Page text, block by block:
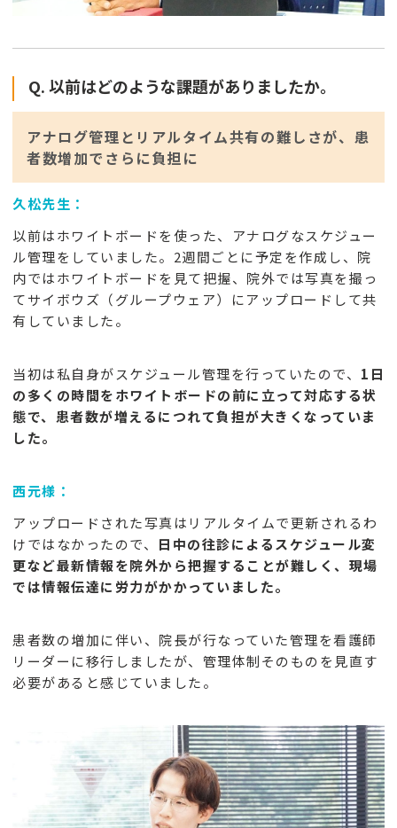
Q. 以前はどのような課題がありましたか。
アナログ管理とリアルタイム共有の難しさが、患
者数増加でさらに負担に
久松先生：
以前はホワイトボードを使った、アナログなスケジュー
ル管理をしていました。2週間ごとに予定を作成し、院
内ではホワイトボードを見て把握、院外では写真を撮っ
てサイボウズ（グループウェア）にアップロードして共
有していました。
当初は私自身がスケジュール管理を行っていたので、 1日
の多くの時間をホワイトボードの前に立って対応する状
態で、患者数が増えるにつれて負担が大きくなっていま
した。
西元様：
アップロードされた写真はリアルタイムで更新されるわ
けではなかったので、 日中の往診によるスケジュール変
更など最新情報を院外から把握することが難しく、現場
では情報伝達に労力がかかっていました。
患者数の増加に伴い、院長が行なっていた管理を看護師
リーダーに移行しましたが、管理体制そのものを見直す
必要があると感じていました。